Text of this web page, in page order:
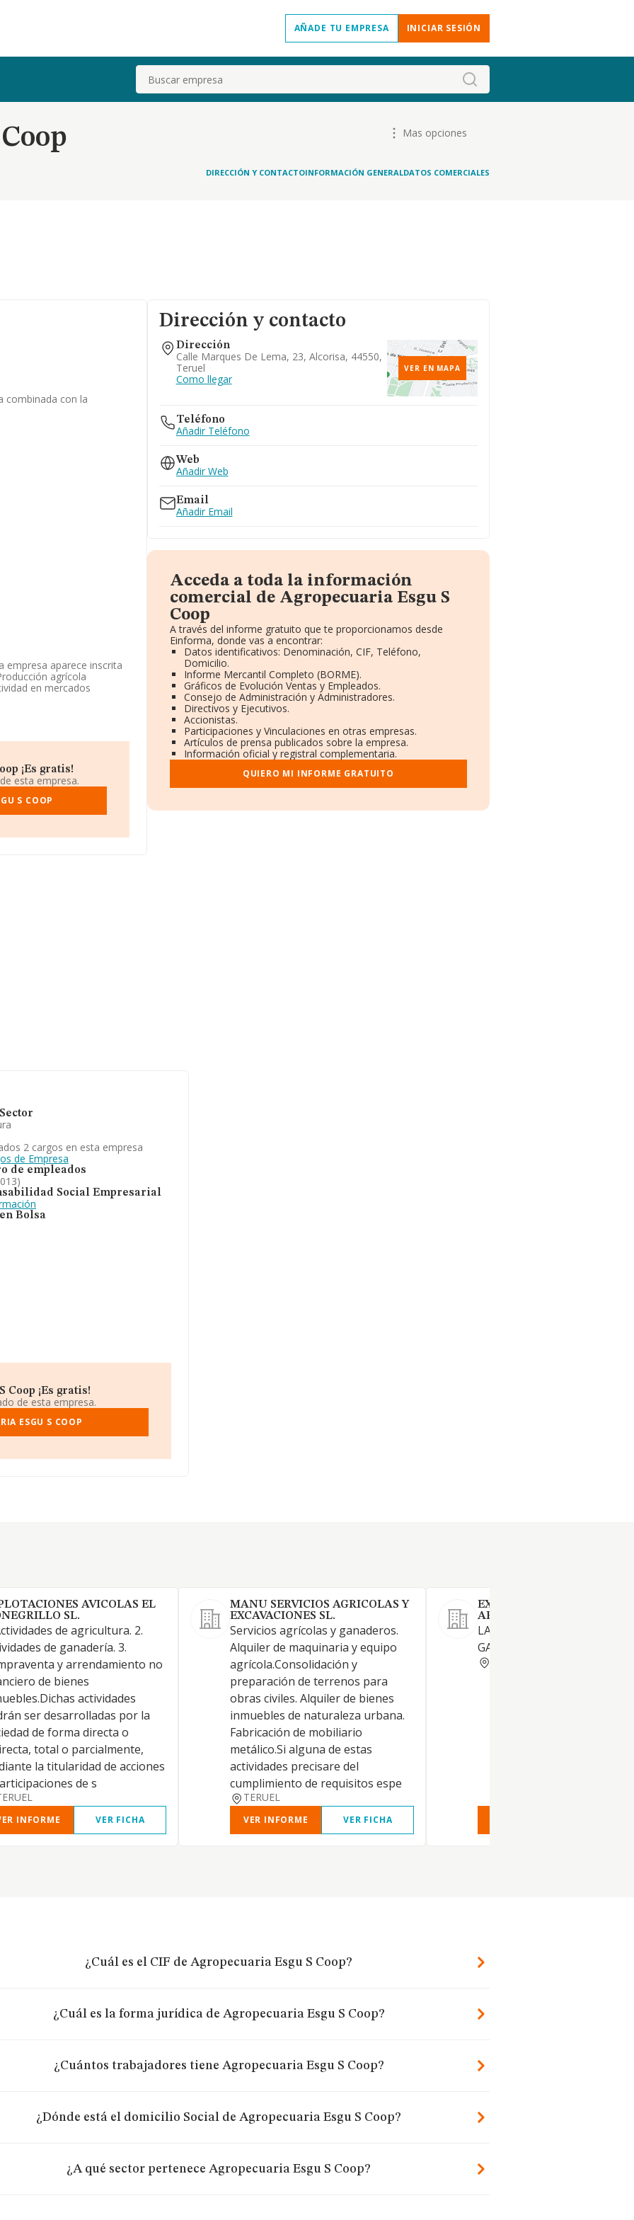
AÑADE TU EMPRESA INICIAR SESIÓN
Buscar
Mas opciones
DIRECCIÓN Y CONTACTOINFORMACIÓN GENERALDATOS COMERCIALES
combinada con la
empresa aparece inscrita
agrícola
en mercados
en el municipio de
al sector, en
euros y la media entre
empresas, cuyas ventas
¡Es gratis!
esta empresa.
S COOP
Dirección y contacto
Dirección
Calle Marques De Lema, 23, Alcorisa, 44550,
Teruel
Como llegar
VER EN MAPA
Teléfono
Añadir Teléfono
Web
Añadir Web
Email
Añadir Email
Acceda a toda la información
comercial de Agropecuaria Esgu S
Coop
A través del informe gratuito que te proporcionamos desde
Einforma, donde vas a encontrar:
Datos identificativos: Denominación, CIF, Teléfono,
Domicilio.
Informe Mercantil Completo (BORME).
Gráficos de Evolución Ventas y Empleados.
Consejo de Administración y Administradores.
Directivos y Ejecutivos.
Accionistas.
Participaciones y Vinculaciones en otras empresas.
Artículos de prensa publicados sobre la empresa.
Información oficial y registral complementaria.
QUIERO MI INFORME GRATUITO
2 cargos en esta empresa
de Empresa
de empleados
Social Empresarial
Bolsa
¡Es gratis!
de esta empresa.
ESGU S COOP
AVICOLAS EL
SL.
de agricultura. 2.
de ganadería. 3.
y arrendamiento no
de bienes
actividades
ser desarrolladas por la
de forma directa o
total o parcialmente,
la titularidad de acciones
de s
INFORME VER FICHA
MANU SERVICIOS AGRICOLAS Y
EXCAVACIONES SL.
Servicios agrícolas y ganaderos.
Alquiler de maquinaria y equipo
agrícola.Consolidación y
preparación de terrenos para
obras civiles. Alquiler de bienes
inmuebles de naturaleza urbana.
Fabricación de mobiliario
metálico.Si alguna de estas
actividades precisare del
cumplimiento de requisitos espe
TERUEL
VER INFORME VER FICHA
EXPLOTACIONES
ARCOIRIS SL.
LA ACTIVIDAD AGRICOLA Y
GANADERA.
¿Cuál es el CIF de Agropecuaria Esgu S Coop?
¿Cuál es la forma jurídica de Agropecuaria Esgu S Coop?
¿Cuántos trabajadores tiene Agropecuaria Esgu S Coop?
¿Dónde está el domicilio Social de Agropecuaria Esgu S Coop?
¿A qué sector pertenece Agropecuaria Esgu S Coop?